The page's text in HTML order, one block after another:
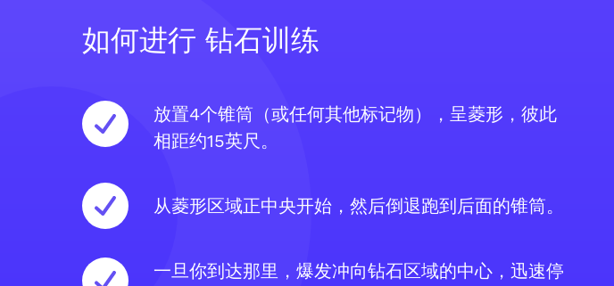
如何进行 钻石训练
放置4个锥筒（或任何其他标记物），呈菱形，彼此
相距约15英尺。
从菱形区域正中央开始，然后倒退跑到后面的锥筒。
一旦你到达那里，爆发冲向钻石区域的中心，迅速停